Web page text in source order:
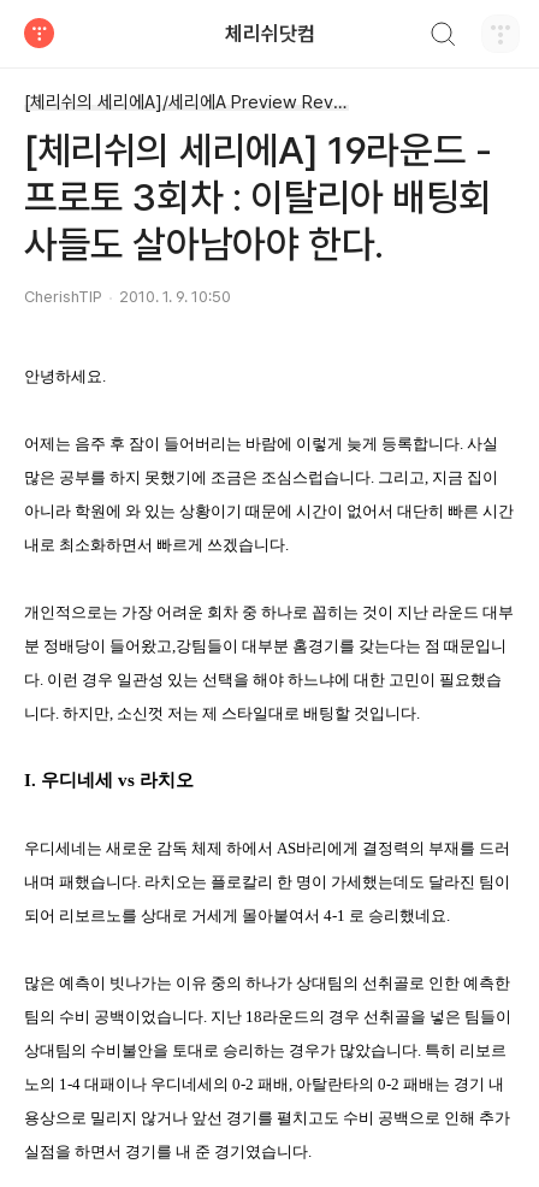
체리쉬닷컴
[체리쉬의 세리에A]/세리에A Preview Review
[체리쉬의 세리에A] 19라운드 -
프로토 3회차 : 이탈리아 배팅회
사들도 살아남아야 한다.
CherishTIP 2010. 1. 9. 10:50
안녕하세요.
어제는 음주 후 잠이 들어버리는 바람에 이렇게 늦게 등록합니다. 사실
많은 공부를 하지 못했기에 조금은 조심스럽습니다. 그리고, 지금 집이
아니라 학원에 와 있는 상황이기 때문에 시간이 없어서 대단히 빠른 시간
내로 최소화하면서 빠르게 쓰겠습니다.
개인적으로는 가장 어려운 회차 중 하나로 꼽히는 것이 지난 라운드 대부
분 정배당이 들어왔고,강팀들이 대부분 홈경기를 갖는다는 점 때문입니
다. 이런 경우 일관성 있는 선택을 해야 하느냐에 대한 고민이 필요했습
니다. 하지만, 소신껏 저는 제 스타일대로 배팅할 것입니다.
I. 우디네세 vs 라치오
우디세네는 새로운 감독 체제 하에서 AS바리에게 결정력의 부재를 드러
내며 패했습니다. 라치오는 플로칼리 한 명이 가세했는데도 달라진 팀이
되어 리보르노를 상대로 거세게 몰아붙여서 4-1 로 승리했네요.
많은 예측이 빗나가는 이유 중의 하나가 상대팀의 선취골로 인한 예측한
팀의 수비 공백이었습니다. 지난 18라운드의 경우 선취골을 넣은 팀들이
상대팀의 수비불안을 토대로 승리하는 경우가 많았습니다. 특히 리보르
노의 1-4 대패이나 우디네세의 0-2 패배, 아탈란타의 0-2 패배는 경기 내
용상으로 밀리지 않거나 앞선 경기를 펼치고도 수비 공백으로 인해 추가
실점을 하면서 경기를 내 준 경기였습니다.